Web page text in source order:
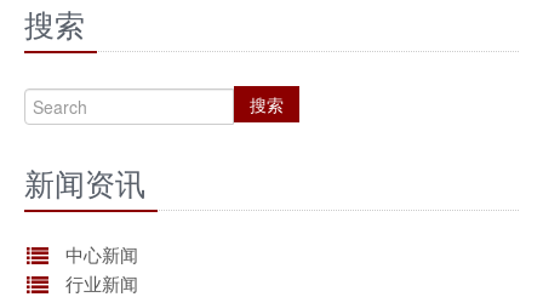
新闻资讯
产品技术
联系我们
搜索
搜索
新闻资讯
中心新闻
行业新闻